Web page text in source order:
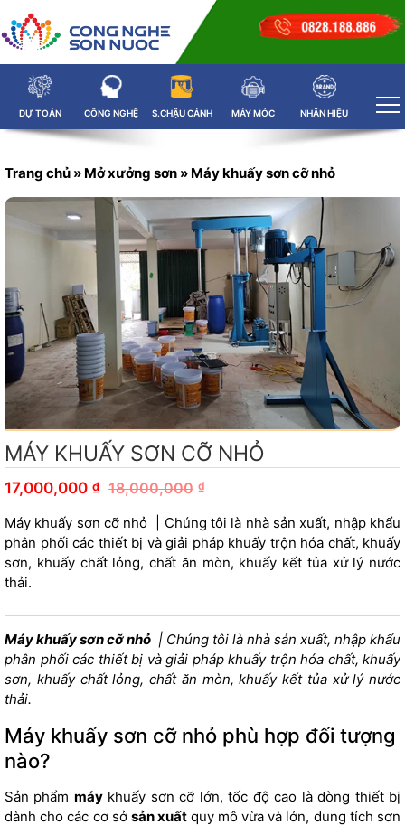
DỰ TOÁN CÔNG NGHỆ S.CHẬU CẢNH MÁY MÓC NHÃN HIỆU
Trang chủ » Mở xưởng sơn » Máy khuấy sơn cỡ nhỏ
MÁY KHUẤY SƠN CỠ NHỎ
17,000,000 ₫ 18,000,000 ₫
Máy khuấy sơn cỡ nhỏ | Chúng tôi là nhà sản xuất, nhập khẩu
phân phối các thiết bị và giải pháp khuấy trộn hóa chất, khuấy
sơn, khuấy chất lỏng, chất ăn mòn, khuấy kết tủa xử lý nước
thải.
Máy khuấy sơn cỡ nhỏ | Chúng tôi là nhà sản xuất, nhập khẩu
phân phối các thiết bị và giải pháp khuấy trộn hóa chất, khuấy
sơn, khuấy chất lỏng, chất ăn mòn, khuấy kết tủa xử lý nước
thải.
Máy khuấy sơn cỡ nhỏ phù hợp đối tượng
nào?
Sản phẩm máykhuấy sơn cỡ lớn, tốc độ cao là dòng thiết bị
dành cho các cơ sởsản xuất quy mô vừa và lớn, dung tích sơn